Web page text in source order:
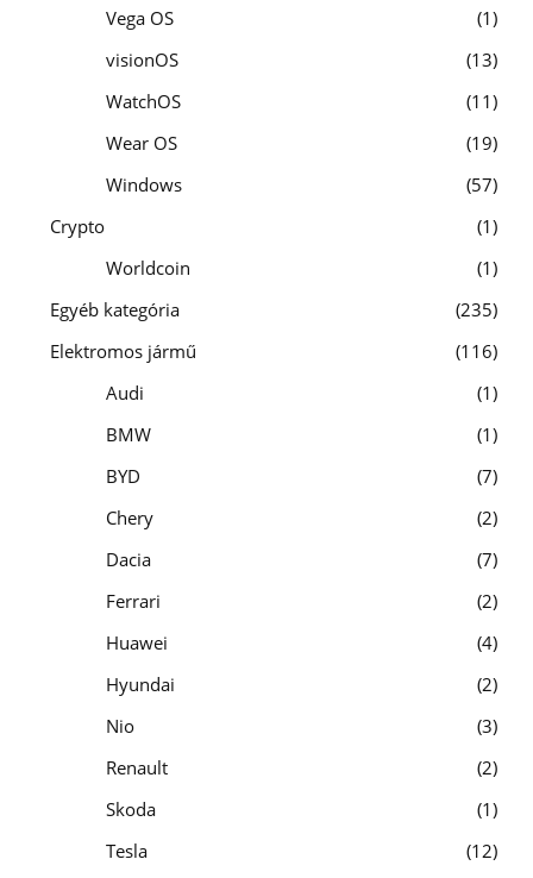
Vega OS
1
visionOS
13
WatchOS
11
Wear OS
19
Windows
57
Crypto
1
Worldcoin
1
Egyéb kategória
235
Elektromos jármű
116
Audi
1
BMW
1
BYD
7
Chery
2
Dacia
7
Ferrari
2
Huawei
4
Hyundai
2
Nio
3
Renault
2
Skoda
1
Tesla
12